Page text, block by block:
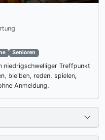
Senioren
niedrigschwelliger Treffpunkt
bleiben, reden, spielen,
Anmeldung.